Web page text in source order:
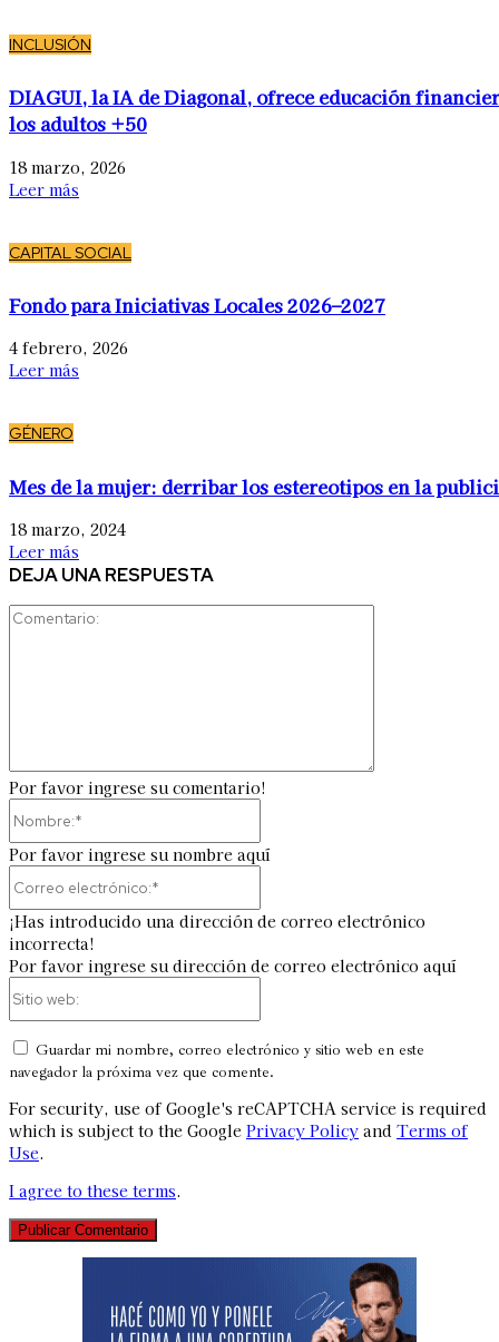
INCLUSIÓN
DIAGUI, la IA de Diagonal, ofrece educación
los adultos +50
18 marzo, 2026
Leer más
CAPITAL SOCIAL
Fondo para Iniciativas Locales 2026–2027
4 febrero, 2026
Leer más
GÉNERO
Mes de la mujer: derribar los estereotipos en la
18 marzo, 2024
Leer más
DEJA UNA RESPUESTA
Por favor ingrese su comentario!
Por favor ingrese su nombre aquí
¡Has introducido una dirección de correo electrónico
incorrecta!
Por favor ingrese su dirección de correo electrónico aquí
Guardar mi nombre, correo electrónico y sitio web en este
navegador la próxima vez que comente.
For security, use of Google's reCAPTCHA service is required
which is subject to the Google Privacy Policy and Terms of
Use.
I agree to these terms.